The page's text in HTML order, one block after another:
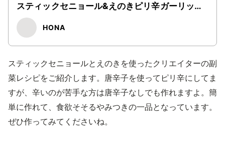
スティックセニョール&えのきピリ辛ガーリック
炒め
HONA
スティックセニョールとえのきを使ったクリエイターの副
菜レシピをご紹介します。唐辛子を使ってピリ辛にしてま
すが、辛いのが苦手な方は唐辛子なしでも作れますよ。簡
単に作れて、食欲そそるやみつきの一品となっています。
ぜひ作ってみてくださいね。